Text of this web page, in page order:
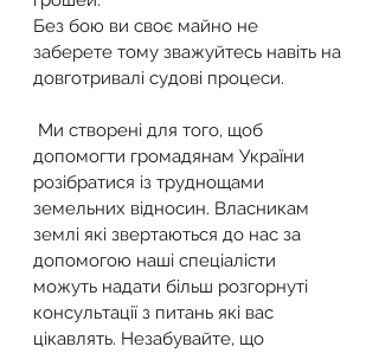
Без бою ви своє майно не
заберете тому зважуйтесь навіть на
довготривалі судові процеси.
допомогти громадянам України
розібратися із труднощами
земельних відносин. Власникам
землі які звертаються до нас за
допомогою наші спеціалісти
можуть надати більш розгорнуті
консультації з питань які вас
цікавлять. Незабувайте, що